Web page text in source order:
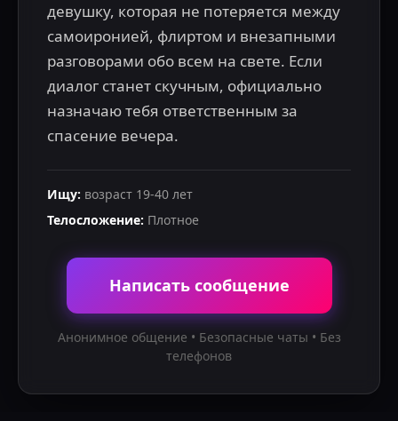
девушку, которая не потеряется между
самоиронией, флиртом и внезапными
разговорами обо всем на свете. Если
диалог станет скучным, официально
назначаю тебя ответственным за
спасение вечера.
Ищу: возраст 19-40 лет
Телосложение: Плотное
Написать сообщение
Анонимное общение • Безопасные чаты • Без
телефонов